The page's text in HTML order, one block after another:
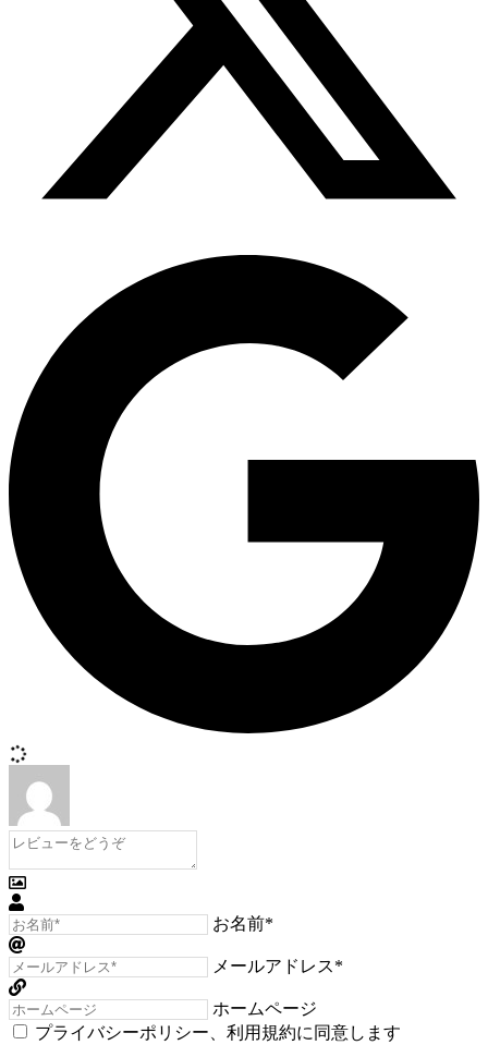
お名前*
メールアドレス*
ホームページ
プライバシーポリシー
利用規約に同意します